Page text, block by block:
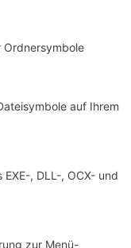
Ordnersymbole
auf Ihrem
, DLL-, OCX- und
zur Menü-